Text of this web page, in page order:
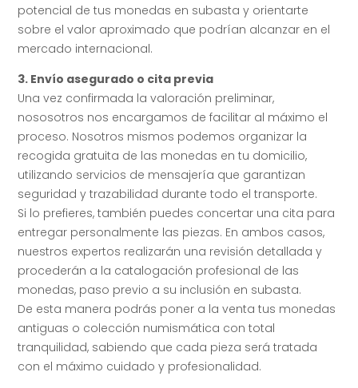
potencial de tus monedas en subasta y orientarte
sobre el valor aproximado que podrían alcanzar en el
mercado internacional.
3. Envío asegurado o cita previa
Una vez confirmada la valoración preliminar,
nososotros nos encargamos de facilitar al máximo el
proceso. Nosotros mismos podemos organizar la
recogida gratuita de las monedas en tu domicilio,
utilizando servicios de mensajería que garantizan
seguridad y trazabilidad durante todo el transporte.
Si lo prefieres, también puedes concertar una cita para
entregar personalmente las piezas. En ambos casos,
nuestros expertos realizarán una revisión detallada y
procederán a la catalogación profesional de las
monedas, paso previo a su inclusión en subasta.
De esta manera podrás poner a la venta tus monedas
antiguas o colección numismática con total
tranquilidad, sabiendo que cada pieza será tratada
con el máximo cuidado y profesionalidad.